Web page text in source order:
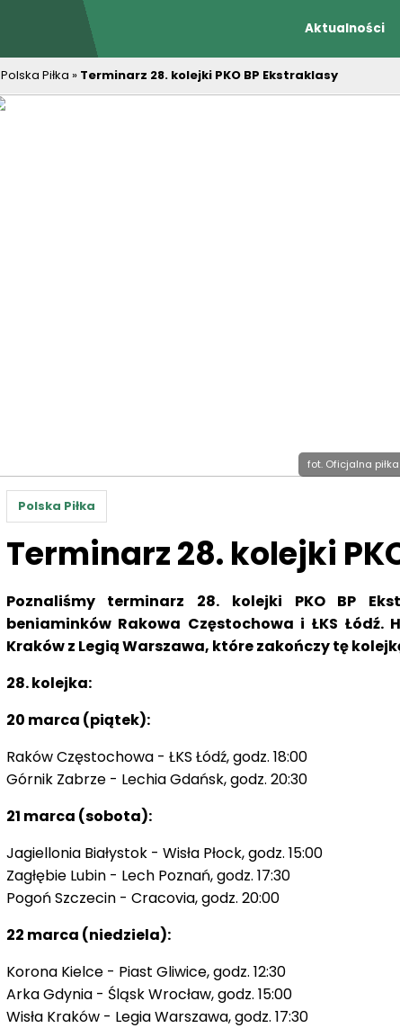
Aktualności
Polska Piłka » Terminarz 28. kolejki PKO BP Ekstraklasy
fot. Oficjalna
Polska Piłka
Terminarz 28. kolejki
Poznaliśmy terminarz 28. kolejki PKO BP
beniaminków Rakowa Częstochowa i ŁKS Łódź.
Kraków z Legią Warszawa, które zakończy tę
28. kolejka:
20 marca (piątek):
Raków Częstochowa - ŁKS Łódź, godz. 18:00
Górnik Zabrze - Lechia Gdańsk, godz. 20:30
21 marca (sobota):
Jagiellonia Białystok - Wisła Płock, godz. 15:00
Zagłębie Lubin - Lech Poznań, godz. 17:30
Pogoń Szczecin - Cracovia, godz. 20:00
22 marca (niedziela):
Korona Kielce - Piast Gliwice, godz. 12:30
Arka Gdynia - Śląsk Wrocław, godz. 15:00
Wisła Kraków - Legia Warszawa, godz. 17:30